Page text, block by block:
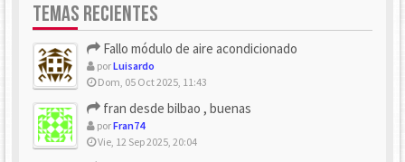
TEMAS RECIENTES
Fallo módulo de aire acondicionado
porLuisardo
Dom, 05 Oct 2025, 11:43
fran desde bilbao , buenas
porFran74
Vie, 12 Sep 2025, 20:04